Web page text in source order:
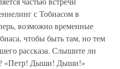
с Тобиасом в
возможно временные
чтобы быть там, но тем
рассказа. Слышите ли
«Петр! Дыши! Дыши!»